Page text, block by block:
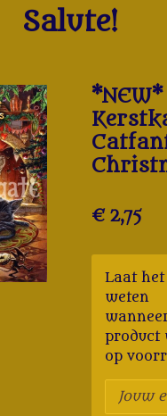
Salute!
*NEW*
€ 2,75
Laat het
weten
product
op